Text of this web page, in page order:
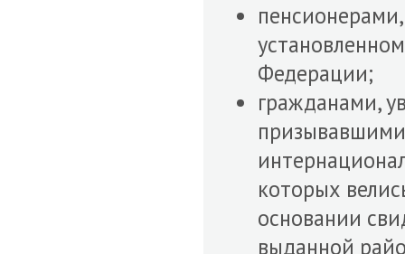
Федерации;
гражданами,
которых
основании
выданной